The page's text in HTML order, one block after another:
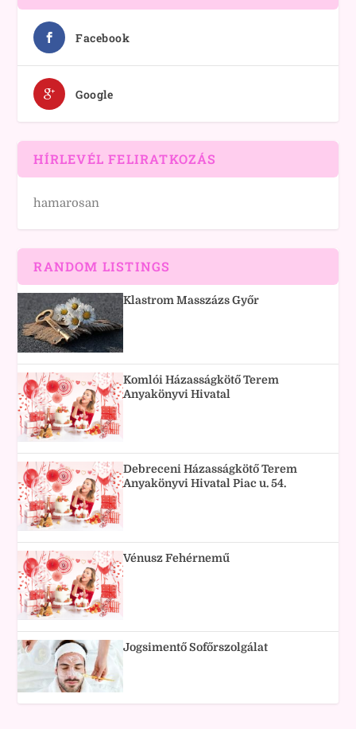
Facebook
Google
HÍRLEVÉL FELIRATKOZÁS
hamarosan
RANDOM LISTINGS
Klastrom Masszázs Győr
Komlói Házasságkötő Terem
Anyakönyvi Hivatal
Debreceni Házasságkötő Terem
Anyakönyvi Hivatal Piac u. 54.
Vénusz Fehérnemű
Jogsimentő Sofőrszolgálat